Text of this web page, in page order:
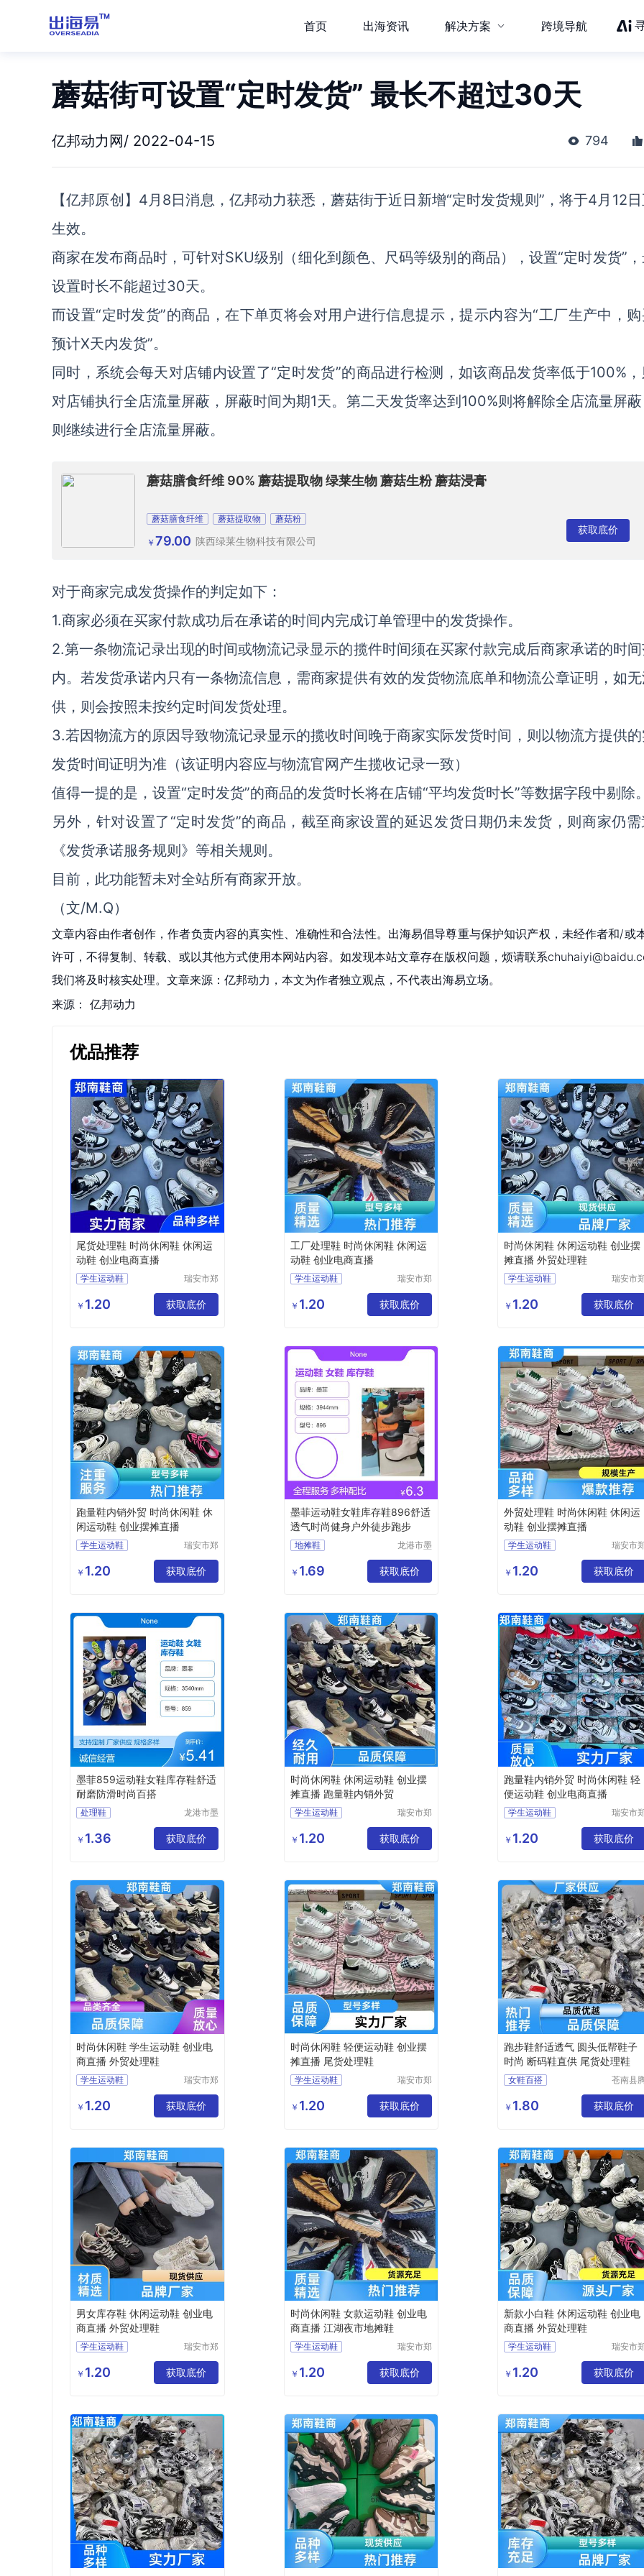
首页 出海资讯 解决方案 跨境导航
蘑菇街可设置“定时发货” 最长不超过30天
亿邦动力网/ 2022-04-15 794
【亿邦原创】4月8日消息，亿邦动力获悉，蘑菇街于近日新增“定时发货规则”，将于4月12
生效。
商家在发布商品时，可针对SKU级别（细化到颜色、尺码等级别的商品），设置“定时发货”
设置时长不能超过30天。
而设置“定时发货”的商品，在下单页将会对用户进行信息提示，提示内容为“工厂生产中，
预计X天内发货”。
同时，系统会每天对店铺内设置了“定时发货”的商品进行检测，如该商品发货率低于100%
对店铺执行全店流量屏蔽，屏蔽时间为期1天。第二天发货率达到100%则将解除全店流量屏
则继续进行全店流量屏蔽。
蘑菇膳食纤维 90% 蘑菇提取物 绿莱生物 蘑菇生粉 蘑菇浸膏
蘑菇膳食纤维 蘑菇提取物 蘑菇粉
￥ 79.00 陕西绿莱生物科技有限公司
获取底价
对于商家完成发货操作的判定如下：
1.商家必须在买家付款成功后在承诺的时间内完成订单管理中的发货操作。
2.第一条物流记录出现的时间或物流记录显示的揽件时间须在买家付款完成后商家承诺的时
内。若发货承诺内只有一条物流信息，需商家提供有效的发货物流底单和物流公章证明，如
供，则会按照未按约定时间发货处理。
3.若因物流方的原因导致物流记录显示的揽收时间晚于商家实际发货时间，则以物流方提供
发货时间证明为准（该证明内容应与物流官网产生揽收记录一致）
值得一提的是，设置“定时发货”的商品的发货时长将在店铺“平均发货时长”等数据字段中剔除
另外，针对设置了“定时发货”的商品，截至商家设置的延迟发货日期仍未发货，则商家仍
《发货承诺服务规则》等相关规则。
目前，此功能暂未对全站所有商家开放。
（文/M.Q）
文章内容由作者创作，作者负责内容的真实性、准确性和合法性。出海易倡导尊重与保护知识产权，未经作者和/或
许可，不得复制、转载、或以其他方式使用本网站内容。如发现本站文章存在版权问题，烦请联系
我们将及时核实处理。文章来源：亿邦动力，本文为作者独立观点，不代表出海易立场。
来源： 亿邦动力
优品推荐
尾货处理鞋 时尚休闲鞋 休闲运
动鞋 创业电商直播
学生运动鞋
男款运动鞋
瑞安市郑
（个体工
商户）
￥ 1.20 获取底价
工厂处理鞋 时尚休闲鞋 休闲运
动鞋 创业电商直播
学生运动鞋
轻便运动鞋
瑞安市郑
（个体工
商户）
￥ 1.20 获取底价
时尚休闲鞋 休闲运动鞋 创业摆
摊直播 外贸处理鞋
学生运动鞋
轻便运动鞋
瑞安市
（个体
商户）
￥ 1.20 获取底价
跑量鞋内销外贸 时尚休闲鞋 休
闲运动鞋 创业摆摊直播
学生运动鞋
男款运动鞋
瑞安市郑
（个体工
商户）
￥ 1.20 获取底价
墨菲运动鞋女鞋库存鞋896舒适
透气时尚健身户外徒步跑步
地摊鞋
龙港市墨
务商行
￥ 1.69 获取底价
外贸处理鞋 时尚休闲鞋 休闲运
动鞋 创业摆摊直播
学生运动鞋
轻便运动鞋
瑞安市
（个体
商户）
￥ 1.20 获取底价
墨菲859运动鞋女鞋库存鞋舒适
耐磨防滑时尚百搭
处理鞋
龙港市墨
务商行
￥ 1.36 获取底价
时尚休闲鞋 休闲运动鞋 创业摆
摊直播 跑量鞋内销外贸
学生运动鞋
男款运动鞋
瑞安市郑
（个体工
商户）
￥ 1.20 获取底价
跑量鞋内销外贸 时尚休闲鞋 轻
便运动鞋 创业电商直播
学生运动鞋
轻便运动鞋
瑞安市
（个体
商户）
￥ 1.20 获取底价
时尚休闲鞋 学生运动鞋 创业电
商直播 外贸处理鞋
学生运动鞋
轻便运动鞋
瑞安市郑
（个体工
商户）
￥ 1.20 获取底价
时尚休闲鞋 轻便运动鞋 创业摆
摊直播 尾货处理鞋
学生运动鞋
轻便运动鞋
瑞安市郑
（个体工
商户）
￥ 1.20 获取底价
跑步鞋舒适透气 圆头低帮鞋子
时尚 断码鞋直供 尾货处理鞋
女鞋百搭
运动鞋男
苍南县
务商行
￥ 1.80 获取底价
男女库存鞋 休闲运动鞋 创业电
商直播 外贸处理鞋
学生运动鞋
男款运动鞋
瑞安市郑
（个体工
商户）
￥ 1.20 获取底价
时尚休闲鞋 女款运动鞋 创业电
商直播 江湖夜市地摊鞋
学生运动鞋
轻便运动鞋
瑞安市郑
（个体工
商户）
￥ 1.20 获取底价
新款小白鞋 休闲运动鞋 创业电
商直播 外贸处理鞋
学生运动鞋
轻便运动鞋
瑞安市
（个体
商户）
￥ 1.20 获取底价